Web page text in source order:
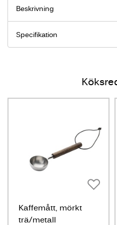
Beskrivning
Specifikation
Kaffemått, mörkt
trä/metall